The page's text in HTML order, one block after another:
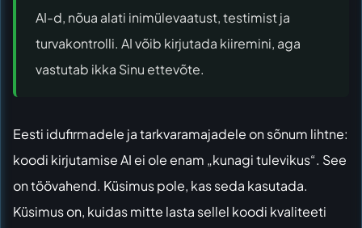
AI-d, nõua alati inimülevaatust, testimist ja
turvakontrolli. AI võib kirjutada kiiremini, aga
vastutab ikka Sinu ettevõte.
Eesti idufirmadele ja tarkvaramajadele on sõnum lihtne:
koodi kirjutamise AI ei ole enam „kunagi tulevikus“. See
on töövahend. Küsimus pole, kas seda kasutada.
Küsimus on, kuidas mitte lasta sellel koodi kvaliteeti